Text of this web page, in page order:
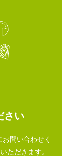
さい
問い合わせく
ただきます。